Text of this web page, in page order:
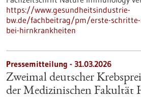
https://www.gesundheitsindustrie-
bw.de/fachbeitrag/pm/erste-
bei-hirnkrankheiten
Pressemitteilung - 31.03.2026
Zweimal deutscher
der Medizinischen Fakultät